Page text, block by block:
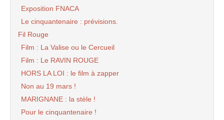
Exposition FNACA
Le cinquantenaire : prévisions.
Fil Rouge
Film : La Valise ou le Cercueil
Film : Le RAVIN ROUGE
HORS LA LOI : le film à zapper
Non au 19 mars !
MARIGNANE : la stèle !
Pour le cinquantenaire !